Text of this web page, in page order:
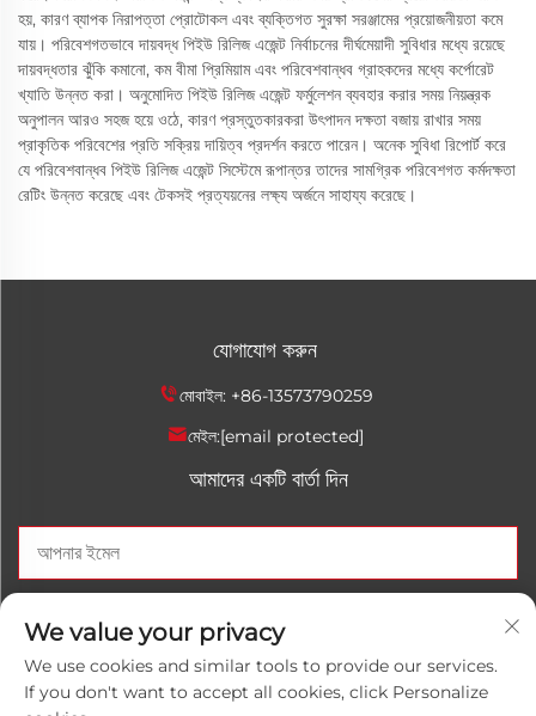
হয়, কারণ ব্যাপক নিরাপত্তা প্রোটোকল এবং ব্যক্তিগত সুরক্ষা সরঞ্জামের প্রয়োজনীয়তা কমে
যায়। পরিবেশগতভাবে দায়বদ্ধ পিইউ রিলিজ এজেন্ট নির্বাচনের দীর্ঘমেয়াদী সুবিধার মধ্যে রয়েছে
দায়বদ্ধতার ঝুঁকি কমানো, কম বীমা প্রিমিয়াম এবং পরিবেশবান্ধব গ্রাহকদের মধ্যে কর্পোরেট
খ্যাতি উন্নত করা। অনুমোদিত পিইউ রিলিজ এজেন্ট ফর্মুলেশন ব্যবহার করার সময় নিয়ন্ত্রক
অনুপালন আরও সহজ হয়ে ওঠে, কারণ প্রস্তুতকারকরা উৎপাদন দক্ষতা বজায় রাখার সময়
প্রাকৃতিক পরিবেশের প্রতি সক্রিয় দায়িত্ব প্রদর্শন করতে পারেন। অনেক সুবিধা রিপোর্ট করে
যে পরিবেশবান্ধব পিইউ রিলিজ এজেন্ট সিস্টেমে রূপান্তর তাদের সামগ্রিক পরিবেশগত কর্মদক্ষতা
রেটিং উন্নত করেছে এবং টেকসই প্রত্যয়নের লক্ষ্য অর্জনে সাহায্য করেছে।
যোগাযোগ করুন
মোবাইল: +86-13573790259
মেইল:[email protected]
আমাদের একটি বার্তা দিন
এখন পাঠান
We value your privacy
We use cookies and similar tools to provide our services.
If you don't want to accept all cookies, click Personalize